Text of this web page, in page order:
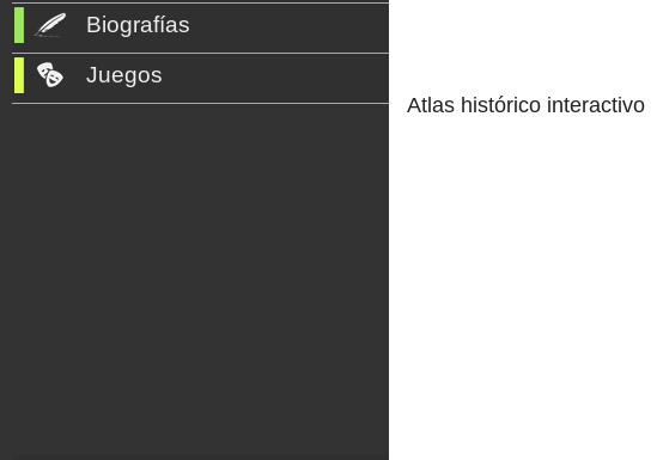
Atlas histórico interactivo
Biografías
Juegos